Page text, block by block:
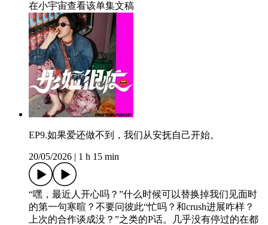
在小宇宙查看该单集文稿
EP9.如果爱还做不到，我们从安抚自己开始。
20/05/2026 1 h 15 min
“嘿，最近人开心吗？”什么时候可以替换掉我们见面时
的第一句寒暄？不要问彼此“忙吗？和crush进展咋样？
上次的合作谈成没？”之类的P话。几乎没有停过的在都